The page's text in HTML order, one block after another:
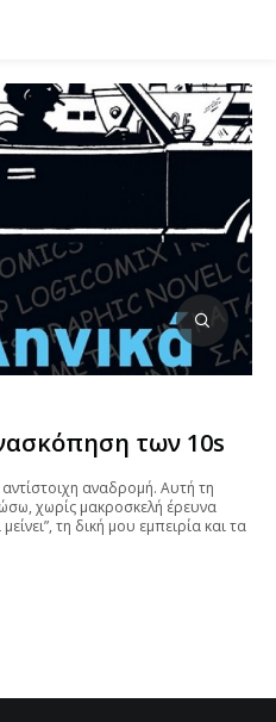
των 10s
αντίστοιχη αναδρομή. Αυτή τη
χωρίς μακροσκελή έρευνα
τη δική μου εμπειρία και τα